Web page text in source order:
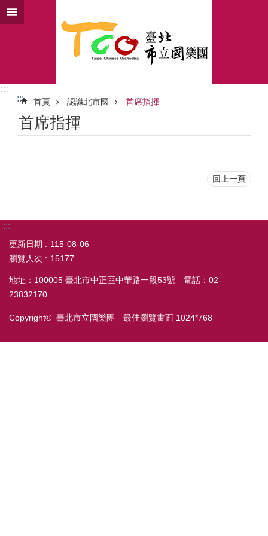
跳到主要內容區塊
:::
:::
首頁 認識北市國 首席指揮
首席指揮
回上一頁
:::
更新日期
115-08-06
瀏覽人次
15177
地址：100005 臺北市中正區中華路一段53號 電話：02-
23832170
Copyright© 臺北市立國樂團 最佳瀏覽畫面 1024*768